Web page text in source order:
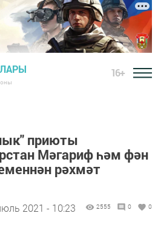
16+
приюты
Мәгариф һәм фән
рәхмәт
2021 - 10:23 2555 0 0